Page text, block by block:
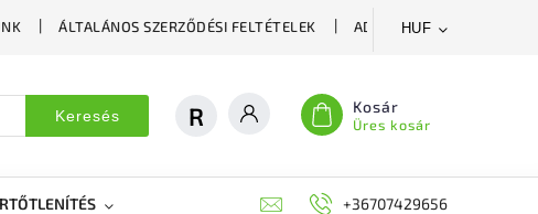
ÁLTALÁNOS SZERZŐDÉSI FELTÉTELEK ADATVÉDELMI
HUF
Keresés Kosár
Üres kosár
DEKORÁCIÓS FALPANEL, MŰNÖVÉNY FAL
+36707429656